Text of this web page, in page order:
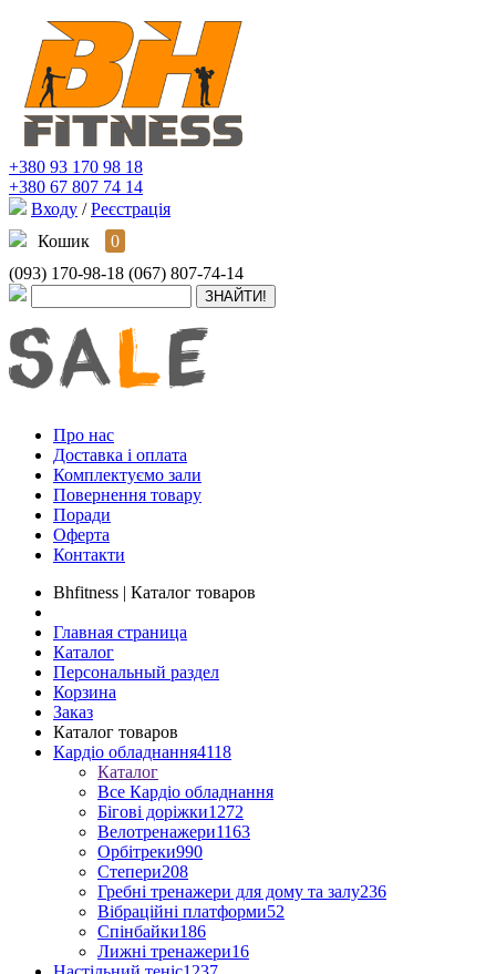
+380 93 170 98 18
+380 67 807 74 14
Входу / Реєстрація
Кошик
0
(093) 170-98-18 (067) 807-74-14
Про нас
Доставка і оплата
Комплектуємо зали
Повернення товару
Поради
Оферта
Контакти
Bhfitness | Каталог товаров
Главная страница
Каталог
Персональный раздел
Корзина
Заказ
Каталог товаров
Кардіо обладнання4118
Каталог
Все Кардіо обладнання
Бігові доріжки1272
Велотренажери1163
Орбітреки990
Степери208
Гребні тренажери для дому та залу236
Вібраційні платформи52
Спінбайки186
Лижні тренажери16